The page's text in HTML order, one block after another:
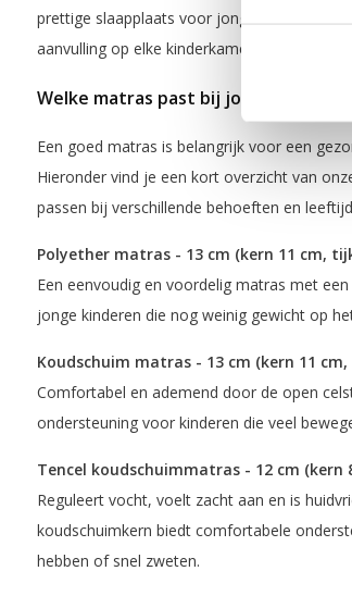
prettige slaapplaats voor jonge kinderen.
aanvulling op elke kinderkamer.
Welke matras past bij jouw kind?
Een goed matras is belangrijk voor een
Hieronder vind je een kort overzicht van
passen bij verschillende behoeften en
Polyether matras- 13 cm (kern 11 cm,
Een eenvoudig en voordelig matras met
jonge kinderen die nog weinig gewicht op
Koudschuim matras - 13 cm (kern 11
Comfortabel en ademend door de open
ondersteuning voor kinderen die veel
Tencel koudschuimmatras - 12 cm (kern
Reguleert vocht, voelt zacht aan en is
koudschuimkern biedt comfortabele
hebben of snel zweten.